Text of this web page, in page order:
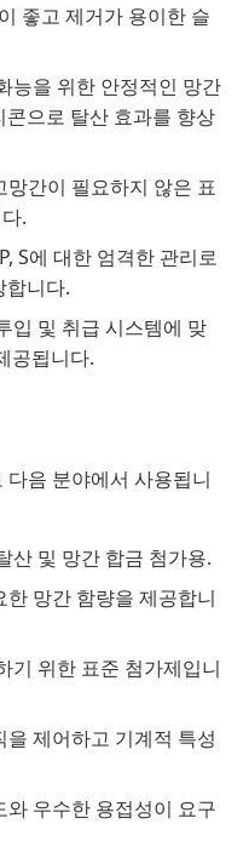
좋고 제거가 용이한 슬
능을 위한 안정적인 망간
으로 탈산 효과를 향상
간이 필요하지 않은 표
.
S에 대한 엄격한 관리로
합니다.
입 및 취급 시스템에 맞
공됩니다.
음 분야에서 사용됩니
산 및 망간 합금 첨가용.
한 망간 함량을 제공합니
기 위한 표준 첨가제입니
제어하고 기계적 특성
와 우수한 용접성이 요구